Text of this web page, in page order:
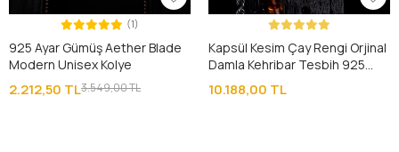
(1)
925 Ayar Gümüş Aether Blade
Modern Unisex Kolye
2.212,50 TL3.549,00 TL
Kapsül Kesim Çay Rengi Orjinal
Damla Kehribar Tesbih 925
Ayar Gümüş Püsküllü
10.188,00 TL